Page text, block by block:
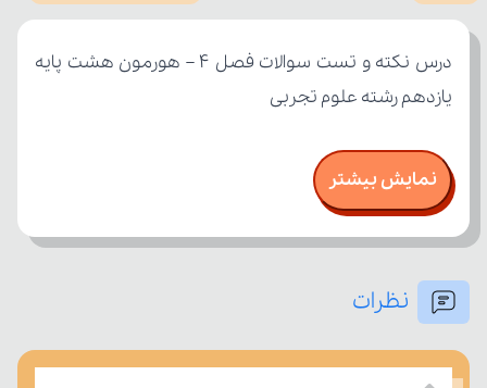
یازدهم رشته علوم تجربی
نمایش بیشتر
نظرات